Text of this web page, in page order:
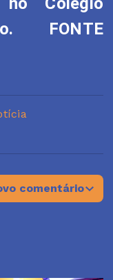
FONTE
comentário